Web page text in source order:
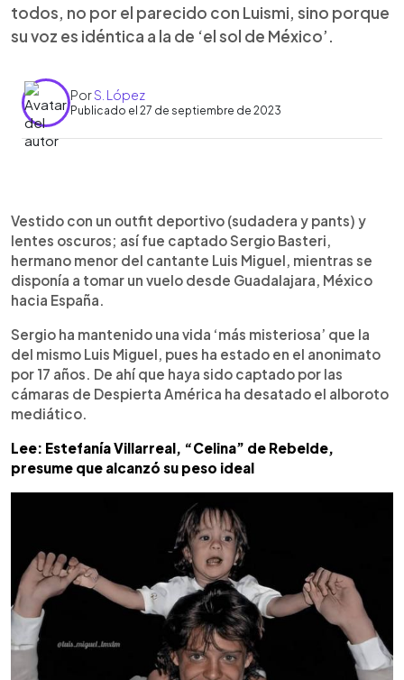
todos, no por el parecido con Luismi, sino porque
su voz es idéntica a la de ‘el sol de México’.
PorS. López
Publicado el 27 de septiembre de 2023
► Escuchar artículo
Vestido con un outfit deportivo (sudadera y pants) y
lentes oscuros; así fue captado Sergio Basteri,
hermano menor del cantante Luis Miguel, mientras se
disponía a tomar un vuelo desde Guadalajara, México
hacia España.
Sergio ha mantenido una vida ‘más misteriosa’ que la
del mismo Luis Miguel, pues ha estado en el anonimato
por 17 años. De ahí que haya sido captado por las
cámaras de Despierta América ha desatado el alboroto
mediático.
Lee: Estefanía Villarreal, “Celina” de Rebelde,
presume que alcanzó su peso ideal